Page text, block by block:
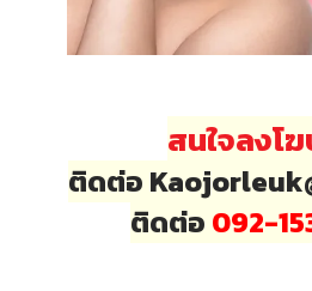
สนใจลงโ
ติดต่อ
ติดต่อ 092-